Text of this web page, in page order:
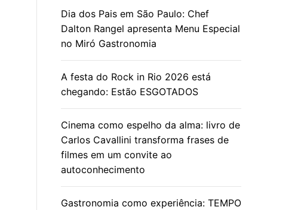
Dia dos Pais em São Paulo: Chef
Dalton Rangel apresenta Menu Especial
no Miró Gastronomia
A festa do Rock in Rio 2026 está
chegando: Estão ESGOTADOS
Cinema como espelho da alma: livro de
Carlos Cavallini transforma frases de
filmes em um convite ao
autoconhecimento
Gastronomia como experiência: TEMPO